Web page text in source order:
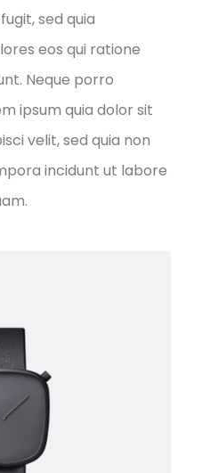
sed quia
eos qui ratione
Neque porro
ipsum quia dolor sit
velit, sed quia non
incidunt ut labore